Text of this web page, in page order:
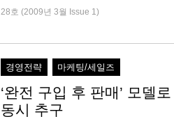
28호 (2009년 3월 Issue 1)
경영전략 마케팅/세일즈
‘완전 구입 후 판매’ 모델
동시 추구